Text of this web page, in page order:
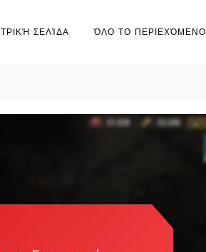
ΣΕΛΊΔΑ ΌΛΟ ΤΟ ΠΕΡΙΕΧΌΜΕΝΟ